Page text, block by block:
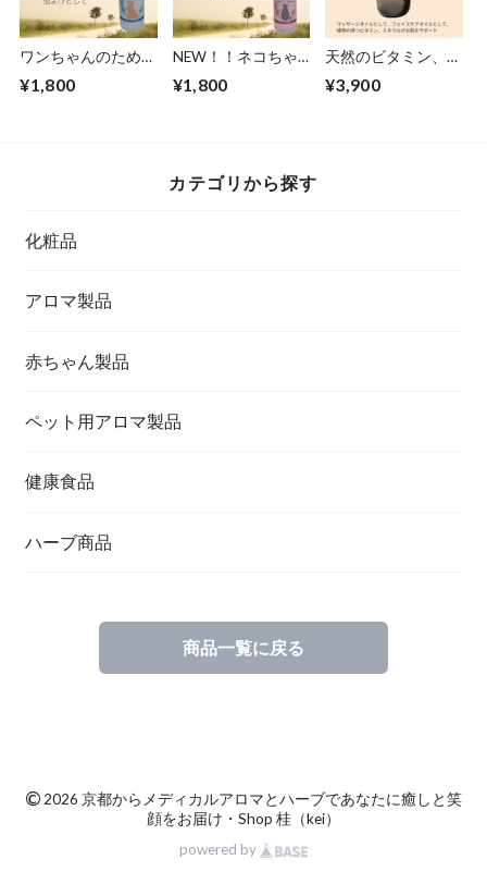
ワンちゃんのための
100ml
¥1,800
NEW！！ネコちゃ
マスプレー
¥1,800
天然のビタミン、ミ
ーガニックゴールデ
¥3,900
カテゴリから探す
化粧品
アロマ製品
赤ちゃん製品
ペット用アロマ製品
健康食品
ハーブ商品
商品一覧に戻る
© 2026 京都からメディカルアロマとハーブであなたに癒しと笑
顔をお届け・Shop 桂（kei）
powered by